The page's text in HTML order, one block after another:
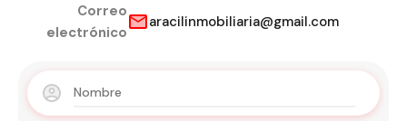
Correo
electrónico
aracilinmobiliaria@gmail.com